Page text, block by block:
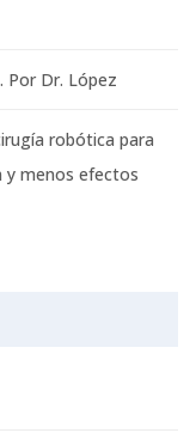
Por Dr. López
robótica para
y menos efectos